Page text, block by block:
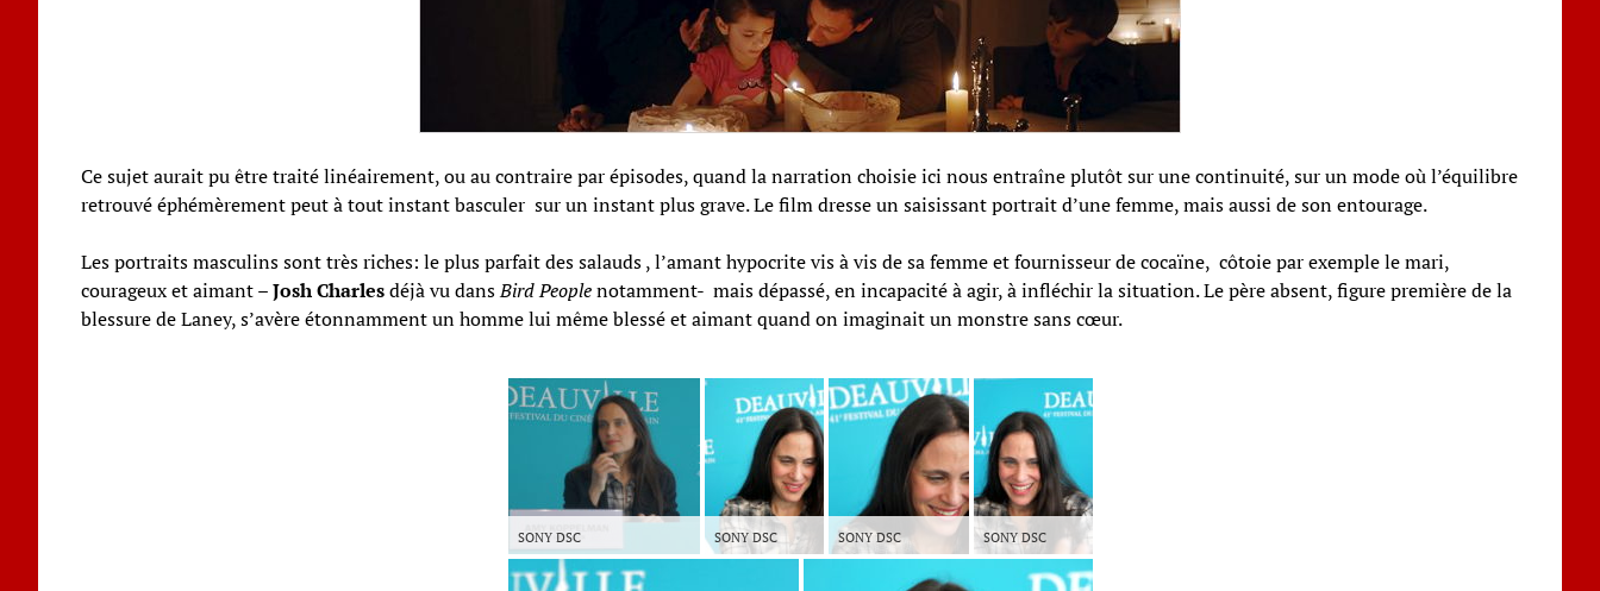
Ce sujet aurait pu être traité linéairement, ou au contraire par épisodes, quand la narration choisie ici nous entraîne plutôt sur une continuité, sur un mode où l’équilibre
retrouvé éphémèrement peut à tout instant basculer sur un instant plus grave. Le film dresse un saisissant portrait d’une femme, mais aussi de son entourage.
Les portraits masculins sont très riches: le plus parfait des salauds , l’amant hypocrite vis à vis de sa femme et fournisseur de cocaïne, côtoie par exemple le mari,
courageux et aimant –Josh Charlesdéjà vu dansBird Peoplenotamment- mais dépassé, en incapacité à agir, à infléchir la situation. Le père absent, figure première de la
blessure de Laney, s’avère étonnamment un homme lui même blessé et aimant quand on imaginait un monstre sans cœur.
SONY DSC SONY DSC SONY DSC SONY DSC